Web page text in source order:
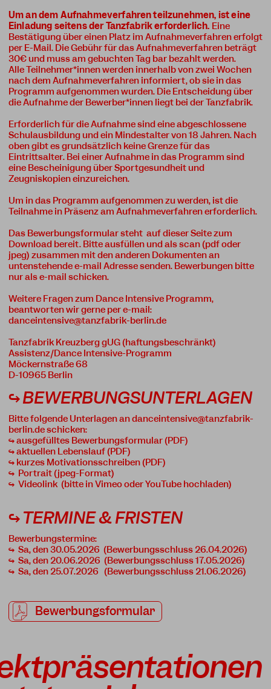
Um an dem Aufnahmeverfahren teilzunehmen, ist eine
Einladung seitens der Tanzfabrik erforderlich. Eine
Bestätigung über einen Platz im Aufnahmeverfahren erfolgt
per E-Mail. Die Gebühr für das Aufnahmeverfahren beträgt
30€ und muss am gebuchten Tag bar bezahlt werden.
Alle Teilnehmer*innen werden innerhalb von zwei Wochen
nach dem Aufnahmeverfahren informiert, ob sie in das
Programm aufgenommen wurden. Die Entscheidung über
die Aufnahme der Bewerber*innen liegt bei der Tanzfabrik.
Erforderlich für die Aufnahme sind eine abgeschlossene
Schulausbildung und ein Mindestalter von 18 Jahren. Nach
oben gibt es grundsätzlich keine Grenze für das
Eintrittsalter. Bei einer Aufnahme in das Programm sind
eine Bescheinigung über Sportgesundheit und
Zeugniskopien einzureichen.
Um in das Programm aufgenommen zu werden, ist die
Teilnahme in Präsenz am Aufnahmeverfahren erforderlich.
Das Bewerbungsformular steht auf dieser Seite zum
Download bereit. Bitte ausfüllen und als scan (pdf oder
jpeg) zusammen mit den anderen Dokumenten an
untenstehende e-mail Adresse senden. Bewerbungen bitte
nur als e-mail schicken.
Weitere Fragen zum Dance Intensive Programm,
beantworten wir gerne per e-mail:
danceintensive@tanzfabrik-berlin.de
Tanzfabrik Kreuzberg gUG (haftungsbeschränkt)
Assistenz/Dance Intensive-Programm
Möckernstraße 68
D-10965 Berlin
↪ BEWERBUNGSUNTERLAGEN
Bitte folgende Unterlagen andanceintensive@tanzfabrik-
berlin.deschicken:
↪ ausgefülltes Bewerbungsformular (PDF)
↪ aktuellen Lebenslauf (PDF)
↪ kurzes Motivationsschreiben (PDF)
↪ Portrait (jpeg-Format)
↪ Videolink (bitte in Vimeo oder YouTube hochladen)
↪ TERMINE & FRISTEN
Bewerbungstermine:
↪ Sa, den 30.05.2026 (Bewerbungsschluss 26.04.2026)
↪ Sa, den 20.06.2026 (Bewerbungsschluss 17.05.2026)
↪ Sa, den 25.07.2026 (Bewerbungsschluss 21.06.2026)
Bewerbungsformular